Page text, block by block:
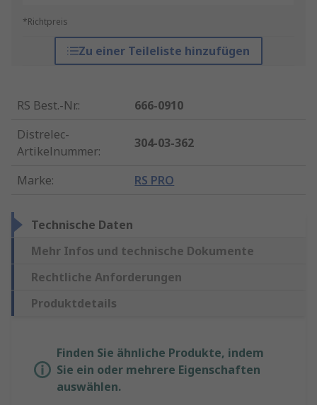
*Richtpreis
Zu einer Teileliste hinzufügen
RS Best.-Nr.:
666-0910
Distrelec-
Artikelnummer:
304-03-362
Marke: RS PRO
Technische Daten
Mehr Infos und technische Dokumente
Rechtliche Anforderungen
Produktdetails
Finden Sie ähnliche Produkte, indem
Sie ein oder mehrere Eigenschaften
auswählen.